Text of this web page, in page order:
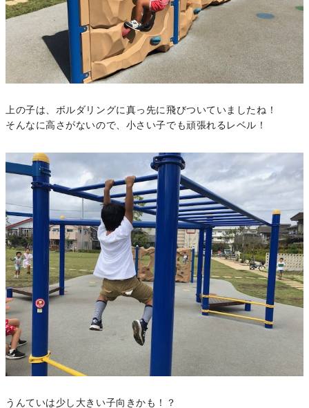
上の子は、ボルダリングに真っ先に飛びついていましたね！
そんなに高さがないので、小さい子でも頑張れるレベル！
うんていは少し大きい子向きかも！？